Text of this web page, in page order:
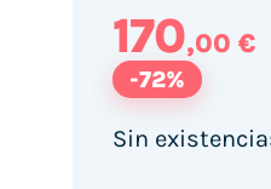
170,00 €
-72%
Sin